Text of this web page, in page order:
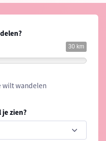
30 km
wilt wandelen
zien?